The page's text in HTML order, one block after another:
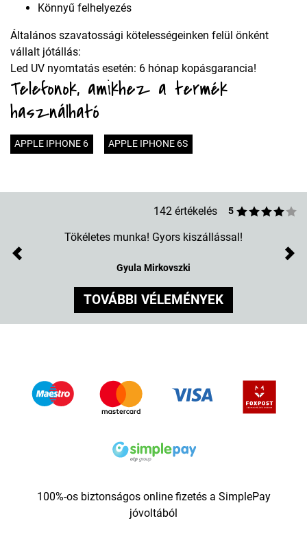
Könnyű felhelyezés
Általános szavatossági kötelességeinken felül önként
vállalt jótállás:
Led UV nyomtatás esetén: 6 hónap kopásgarancia!
Telefonok, amikhez a termék
használható
APPLE IPHONE 6 APPLE IPHONE 6S
142 értékelés 5
Tökéletes munka! Gyors kiszállással!
Gyula Mirkovszki
Previous
TOVÁBBI VÉLEMÉNYEK
100%-os biztonságos online fizetés a SimplePay
jóvoltából